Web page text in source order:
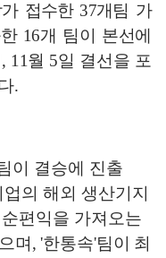
접수한 37개팀 가
16개 팀이 본선에
, 11월 5일 결선을 포
.
이 결승에 진출
의 해외 생산기지
편익을 가져오는
며 , '한통속'팀이 최